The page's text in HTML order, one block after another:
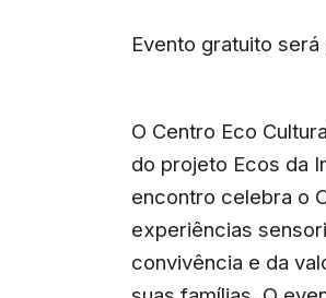
Evento gratuito
O Centro Eco
do projeto Ecos da
encontro celebra o
experiências
convivência e da